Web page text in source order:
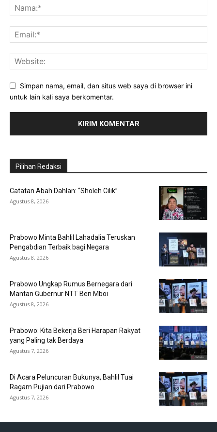
Simpan nama, email, dan situs web saya di browser ini
untuk lain kali saya berkomentar.
Pilihan Redaksi
Catatan Abah Dahlan: “Sholeh Cilik”
Agustus 8, 2026
Prabowo Minta Bahlil Lahadalia Teruskan
Pengabdian Terbaik bagi Negara
Agustus 8, 2026
Prabowo Ungkap Rumus Bernegara dari
Mantan Gubernur NTT Ben Mboi
Agustus 8, 2026
Prabowo: Kita Bekerja Beri Harapan Rakyat
yang Paling tak Berdaya
Agustus 7, 2026
Di Acara Peluncuran Bukunya, Bahlil Tuai
Ragam Pujian dari Prabowo
Agustus 7, 2026